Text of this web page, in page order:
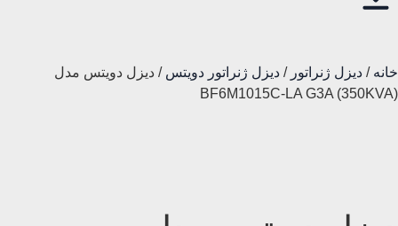
خانه / دیزل ژنراتور / دیزل ژنراتور دویتس / دیزل دویتس مدل
BF6M1015C-LA G3A (350KVA)